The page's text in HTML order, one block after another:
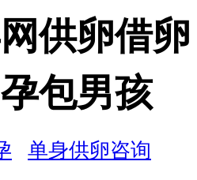
供卵借卵
包男孩
单身供卵咨询